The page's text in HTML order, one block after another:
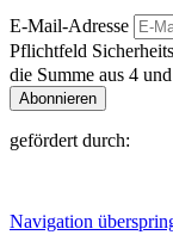
E-Mail-Adresse
Pflichtfeld
die Summe aus 4
Abonnieren
gefördert durch:
Navigation